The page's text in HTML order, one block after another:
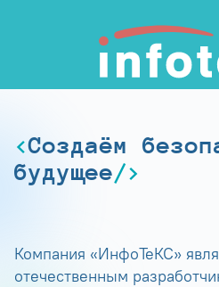
Создаём
будущее
Компания «ИнфоТеКС»
отечественным